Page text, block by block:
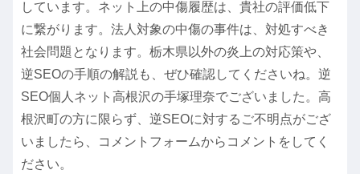
しています。ネット上の中傷履歴は、貴社の評価低下
に繋がります。法人対象の中傷の事件は、対処すべき
社会問題となります。栃木県以外の炎上の対応策や、
逆SEOの手順の解説も、ぜひ確認してくださいね。逆
SEO個人ネット高根沢の手塚理奈でございました。高
根沢町の方に限らず、逆SEOに対するご不明点がござ
いましたら、コメントフォームからコメントをしてく
ださい。